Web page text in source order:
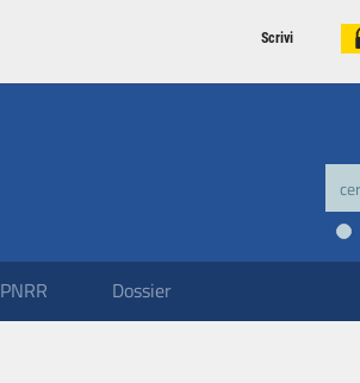
Scrivi
PNRR Dossier